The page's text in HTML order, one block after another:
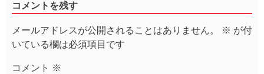
ゲ
シ
ョ
ン
コメントを残す
メールアドレスが公開されることはありません。 ※ が付
いている欄は必須項目です
コメント ※